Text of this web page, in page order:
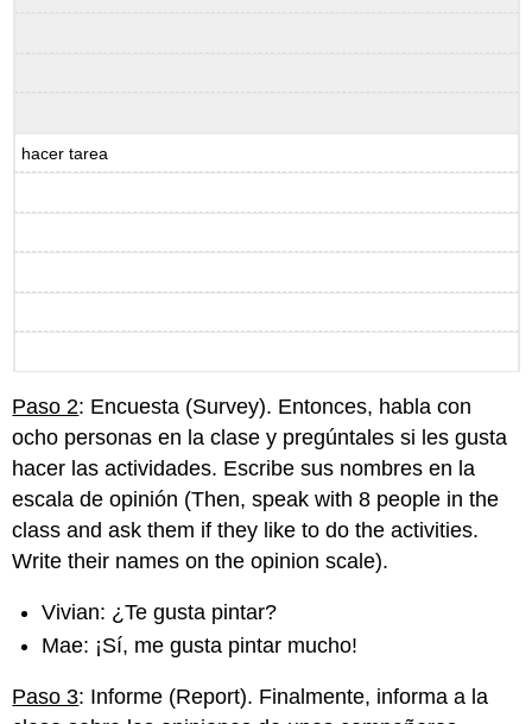
hacer tarea
Paso 2: Encuesta (Survey). Entonces, habla con
ocho personas en la clase y pregúntales si les gusta
hacer las actividades. Escribe sus nombres en la
escala de opinión (Then, speak with 8 people in the
class and ask them if they like to do the activities.
Write their names on the opinion scale).
Vivian: ¿Te gusta pintar?
Mae: ¡Sí, me gusta pintar mucho!
Paso 3: Informe (Report). Finalmente, informa a la